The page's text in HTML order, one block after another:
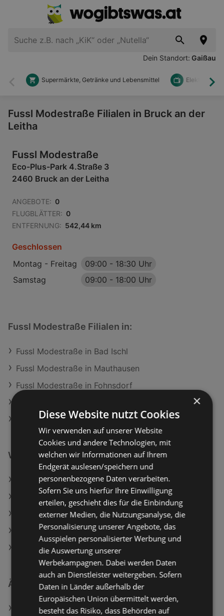
Dein Standort: Gaißau
Zurück
Supermärkte, Getränke und Lebensmittel Elektronik
Fussl Modestraße Filialen in Bruck an der
Leitha
Fussl Modestraße
Eco-Plus-Park 4.Straße 3
2460 Bruck an der Leitha
ANGEBOTE: 0
FLUGBLÄTTER: 0
ENTFERNUNG: 542,44 km
Geschlossen
Montag - Freitag
09:00 - 18:30 Uhr
Samstag
09:00 - 18:00 Uhr
Fussl Modestraße Filialen in:
Fussl Modestraße in Bad Ischl
Fussl Modestraße in Mauthausen
Fussl Modestraße in Fohnsdorf
Fussl Modestraße in Murau
Weiterführende Links
KiK Angebote
Woolworth Angebote
Aktuelle KiK Flugblätter
Aktuelle Woolworth Flugblätter
Fussl Modestraße Filialen in Bregenz
Ähnliche Händler
KiK Angebote
×
Diese Website nutzt Cookies
Wir verwenden auf unserer Website
Cookies und andere Technologien, mit
welchen wir Informationen auf Ihrem
Endgerät auslesen/speichern und
personenbezogene Daten verarbeiten.
Sofern Sie uns hierfür Ihre Einwilligung
erteilen, geschieht dies für die Einbindung
externer Medien, die Nutzungsanalyse, die
Personalisierung unserer Angebote, das
Ausspielen personalisierter Werbung und
die Auswertung unserer
Werbekampagnen. Dabei werden Daten
auch an Dienstleister weitergeben. Sofern
Daten in Länder außerhalb der
Europäischen Union übermittelt werden,
besteht das Risiko, dass Behörden auf